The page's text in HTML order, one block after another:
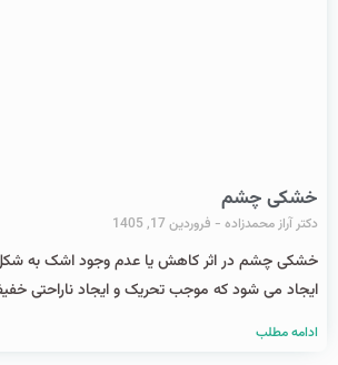
خشکی چشم
دکتر آراز محمدزاده فروردین 17, 1405
خشکی چشم در اثر کاهش یا عدم وجود اشک به
ایجاد می شود که موجب تحریک و ایجاد ناراحتی
ادامه مطلب